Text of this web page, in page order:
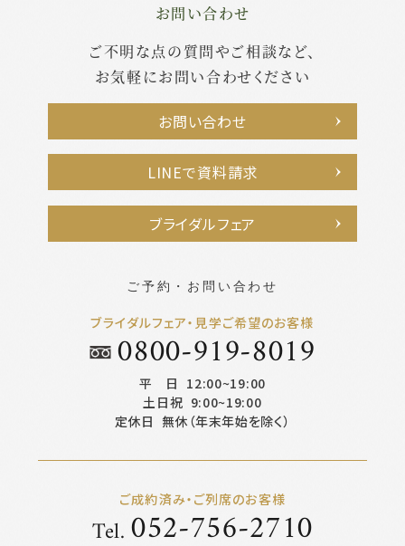
お問い合わせ
ご不明な点の質問やご相談など、
お気軽にお問い合わせください
お問い合わせ
LINEで資料請求
ブライダルフェア
ご予約・お問い合わせ
ブライダルフェア・見学ご希望のお客様
0800-919-8019
平 日 12:00~19:00
土日祝 9:00~19:00
定休日 無休（年末年始を除く）
ご成約済み・ご列席のお客様
Tel. 052-756-2710